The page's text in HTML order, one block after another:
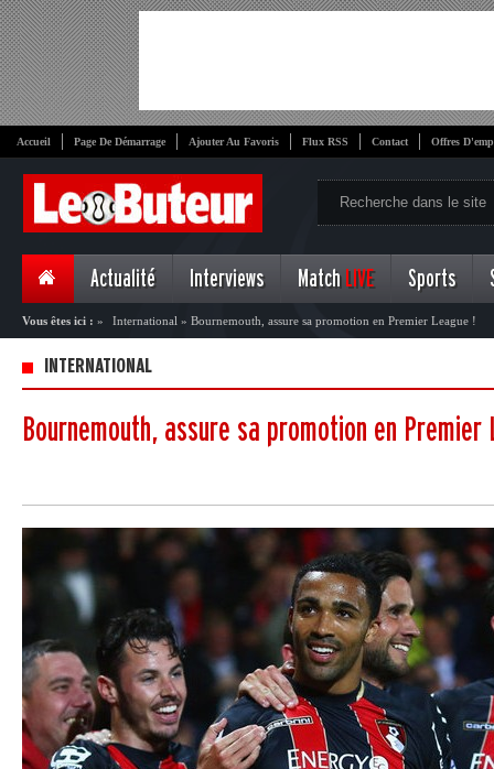
Accueil Page De Démarrage Ajouter Au Favoris Flux RSS Contact Offres
Actualité Interviews Match LIVE Sports
Vous êtes ici : » International » Bournemouth, assure sa promotion en Premier League !
INTERNATIONAL
Bournemouth, assure sa promotion en Premier